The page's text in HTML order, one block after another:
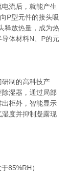
流后，就能产生
P型元件的接头吸
释放热量，成为热
体材料N、P的元
制的高科技产
湿器，通过局部
柜外，智能显示
度并抑制凝露现
85%RH）